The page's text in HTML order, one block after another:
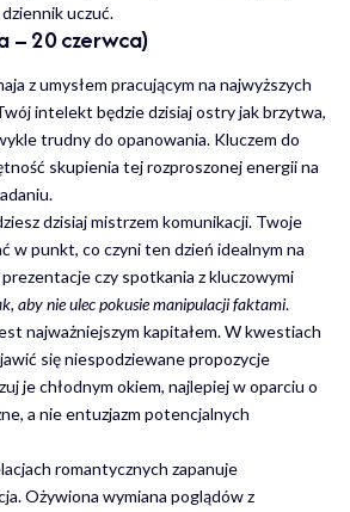
uczuć.
– 20 czerwca)
z umysłem pracującym na najwyższych
intelekt będzie dzisiaj ostry jak brzytwa,
trudny do opanowania. Kluczem do
skupienia tej rozproszonej energii na
dzisiaj mistrzem komunikacji. Twoje
w punkt, co czyni ten dzień idealnym na
czy spotkania z kluczowymi
aby nie ulec pokusie manipulacji faktami.
najważniejszym kapitałem. W kwestiach
się niespodziewane propozycje
je chłodnym okiem, najlepiej w oparciu o
a nie entuzjazm potencjalnych
romantycznych zapanuje
Ożywiona wymiana poglądów z